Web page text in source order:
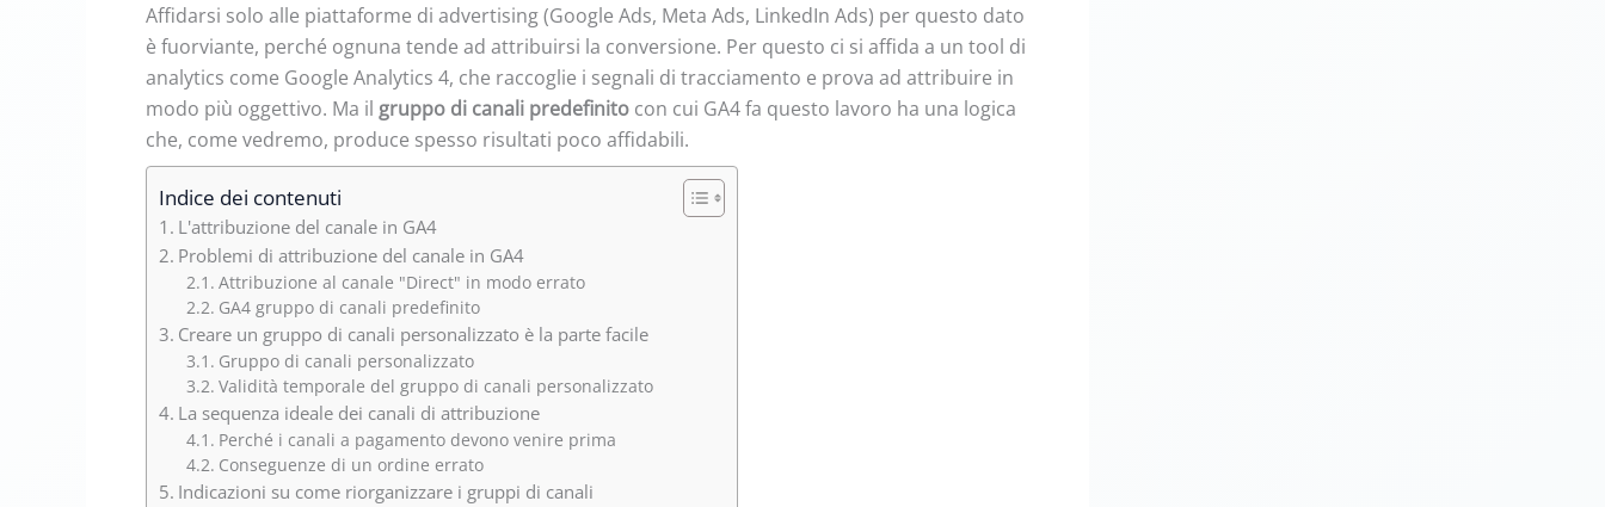
Affidarsi solo alle piattaforme di advertising (Google Ads, Meta Ads, LinkedIn Ads) per questo dato
è fuorviante, perché ognuna tende ad attribuirsi la conversione. Per questo ci si affida a un tool di
analytics come Google Analytics 4, che raccoglie i segnali di tracciamento e prova ad attribuire in
modo più oggettivo. Ma il gruppo di canali predefinito con cui GA4 fa questo lavoro ha una logica
che, come vedremo, produce spesso risultati poco affidabili.
Indice dei contenuti
L'attribuzione del canale in GA4
Problemi di attribuzione del canale in GA4
Attribuzione al canale "Direct" in modo errato
GA4 gruppo di canali predefinito
Creare un gruppo di canali personalizzato è la parte facile
Gruppo di canali personalizzato
Validità temporale del gruppo di canali personalizzato
La sequenza ideale dei canali di attribuzione
Perché i canali a pagamento devono venire prima
Conseguenze di un ordine errato
Indicazioni su come riorganizzare i gruppi di canali